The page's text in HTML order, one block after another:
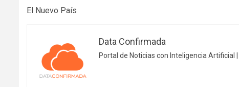
El Nuevo País
Data Confirmada
Portal de Noticias con Inteligencia Artificial |